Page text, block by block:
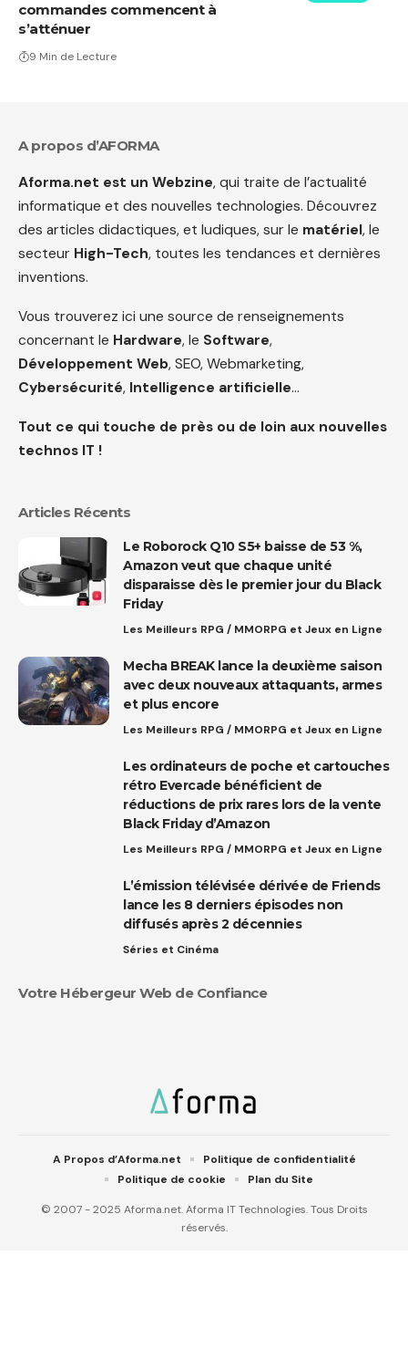
commandes commencent à
s’atténuer
9 Min de Lecture
A propos d’AFORMA
Aforma.net est un Webzine, qui traite de l’actualité
informatique et des nouvelles technologies. Découvrez
des articles didactiques, et ludiques, sur le matériel, le
secteur High-Tech, toutes les tendances et dernières
inventions.
Vous trouverez ici une source de renseignements
concernant le Hardware, le Software,
Développement Web, SEO, Webmarketing,
Cybersécurité, Intelligence artificielle…
Tout ce qui touche de près ou de loin aux nouvelles
technos IT !
Articles Récents
Le Roborock Q10 S5+ baisse de 53 %,
Amazon veut que chaque unité
disparaisse dès le premier jour du Black
Friday
Les Meilleurs RPG / MMORPG et Jeux en Ligne
Mecha BREAK lance la deuxième saison
avec deux nouveaux attaquants, armes
et plus encore
Les Meilleurs RPG / MMORPG et Jeux en Ligne
Les ordinateurs de poche et cartouches
rétro Evercade bénéficient de
réductions de prix rares lors de la vente
Black Friday d’Amazon
Les Meilleurs RPG / MMORPG et Jeux en Ligne
L’émission télévisée dérivée de Friends
lance les 8 derniers épisodes non
diffusés après 2 décennies
Séries et Cinéma
Votre Hébergeur Web de Confiance
© 2007 - 2025 Aforma.net. Aforma IT Technologies. Tous Droits
réservés.
A Propos d’Aforma.net
Politique de confidentialité
Politique de cookie
Plan du Site